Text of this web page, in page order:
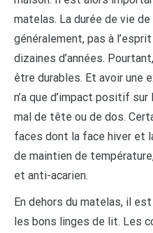
matelas. La durée de vie
généralement, pas à
dizaines d’années.
être durables. Et avoir une
n’a que d’impact positif
mal de tête ou de dos.
faces dont la face hiver et
de maintien de
et anti-acarien.
En dehors du matelas, il
les bons linges de lit. Les